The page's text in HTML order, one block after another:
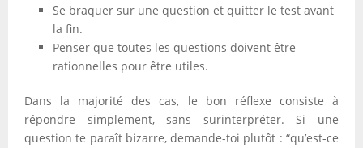
Se braquer sur une question et quitter le test avant
la fin.
Penser que toutes les questions doivent être
rationnelles pour être utiles.
Dans la majorité des cas, le bon réflexe consiste à
répondre simplement, sans surinterpréter. Si une
question te paraît bizarre, demande-toi plutôt : “qu’est-ce